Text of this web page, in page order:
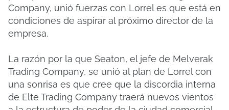
Company, unió fuerzas con Lorrel es que está en
condiciones de aspirar al próximo director de la
empresa.
La razón por la que Seaton, el jefe de Melverak
Trading Company, se unió al plan de Lorrel con
una sonrisa es que cree que la discordia interna
de Elte Trading Company traerá nuevos vientos